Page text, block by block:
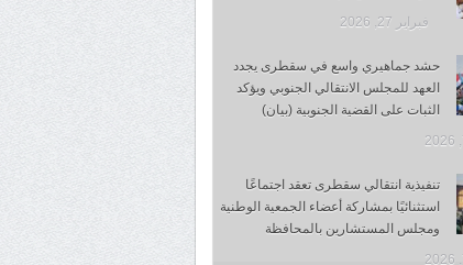
فبراير 27, 2026
حشد جماهيري واسع في سقطرى يجدد
العهد للمجلس الانتقالي الجنوبي ويؤكد
الثبات على القضية الجنوبية (بيان)
تنفيذية انتقالي سقطرى تعقد اجتماعًا
استثنائيًا بمشاركة أعضاء الجمعية الوطنية
ومجلس المستشارين بالمحافظة